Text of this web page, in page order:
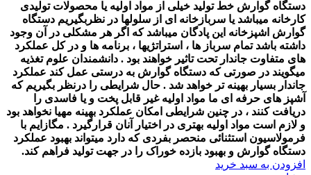
دستگاه گوارش خط تولید خیلی از مواد اولیه یا محصولات تولیدی
کارخانه میباشد یا سربازخانه ای از سلولها در نظربگیریم دستگاه
گوارش اشپزخانه این پادگان میباشد که اگر هر مشکلی در آن وجود
داشته باشد تمام سرباز ها ، استراتژیها ، برنامه ها و در کل عملکرد
های متفاوت جاندار تحت تاثیر خواهند بود . دانشمندان علوم تغذیه
میگویند در صورتی که دستگاه گوارش به درستی عمل کند عملکرد
جاندار بسیار بهینه تر خواهد شد . حال شرایطی را درنظر بگیریم که
آشپز های حرفه ای ما مواد اولیه غیر قابل پخت و یا فاسدی را
دریافت کنند ، در چنین شرایطی امکان عملکرد بهینه مهیا نخواهد بود
و لازم است مواد اولیه بهتری در اختیار آنان قرارگیرد . مگازایم با
فرمولاسیون استثنائی منحصر بفردی که دارد میتواند بهبود عملکرد
دستگاه گوارش و بهبود بازده خوراک را در جهت تولید فراهم کند.
افزودن به سبد خرید